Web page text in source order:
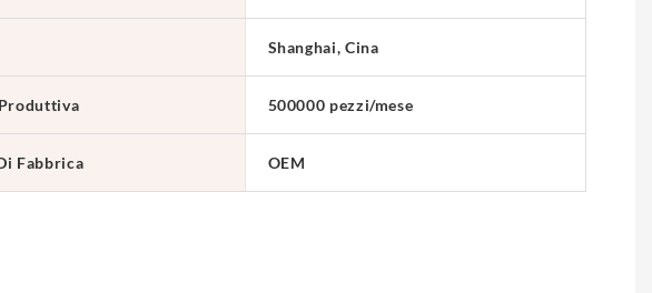
Shanghai, Cina
500000 pezzi/mese
Fabbrica OEM